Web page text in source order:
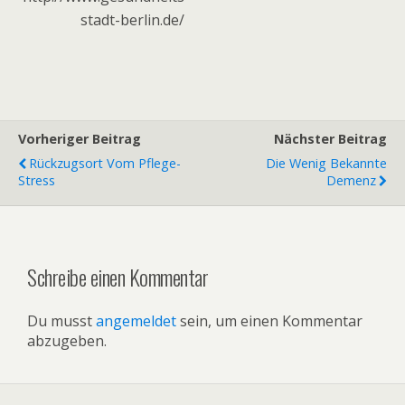
stadt-berlin.de/
Vorheriger Beitrag
Rückzugsort Vom Pflege-
Stress
Nächster Beitrag
Die Wenig Bekannte
Demenz
Schreibe einen Kommentar
Du musstangemeldetsein, um einen Kommentar
abzugeben.